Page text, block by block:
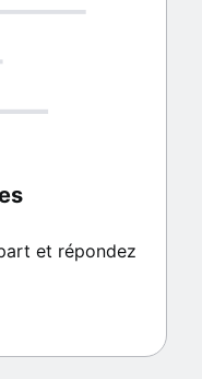
et répondez